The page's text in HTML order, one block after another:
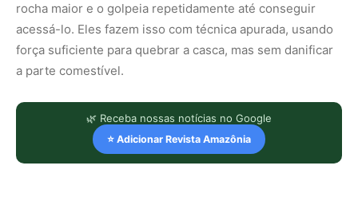
rocha maior e o golpeia repetidamente até conseguir
acessá-lo. Eles fazem isso com técnica apurada, usando
força suficiente para quebrar a casca, mas sem danificar
a parte comestível.
🌿 Receba nossas notícias no Google
⭐ Adicionar Revista Amazônia